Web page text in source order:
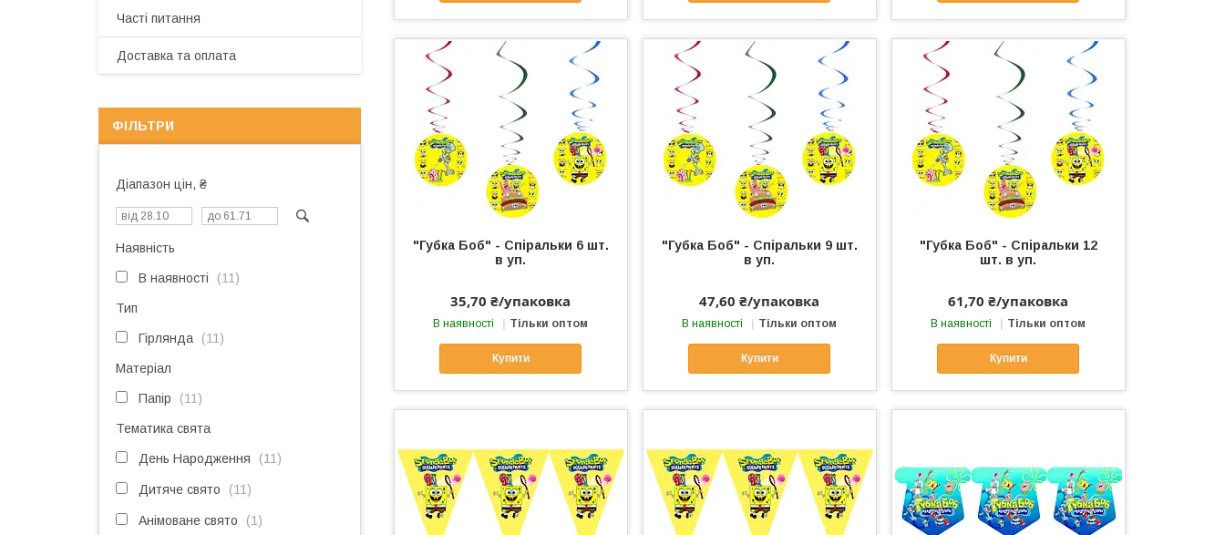
"Губка Боб" - Спіральки 6 шт.
в уп.
35,70 ₴/упаковка
В наявності Тільки оптом
Купити
"Губка Боб" - Спіральки 9 шт.
в уп.
47,60 ₴/упаковка
В наявності Тільки оптом
Купити
"Губка Боб" - Спіральки 12
шт. в уп.
61,70 ₴/упаковка
В наявності Тільки оптом
Купити
Часті питання
Доставка та оплата
ФІЛЬТРИ
Діапазон цін, ₴
Наявність
В наявності 11
Тип
Гірлянда 11
Матеріал
Папір 11
Тематика свята
День Народження 11
Дитяче свято 11
Анімоване свято 1